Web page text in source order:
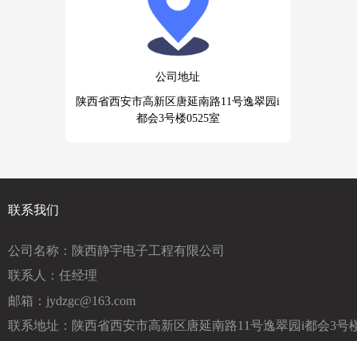
公司地址
陕西省西安市高新区唐延南路11号逸翠园i
都会3号楼0525室
联系我们
公司名称：陕西静宇电子工程有限公司
联系人：任经理
邮箱：jydzgc@163.com
联系地址：陕西省西安市高新区唐延南路11号逸翠园i都会3号